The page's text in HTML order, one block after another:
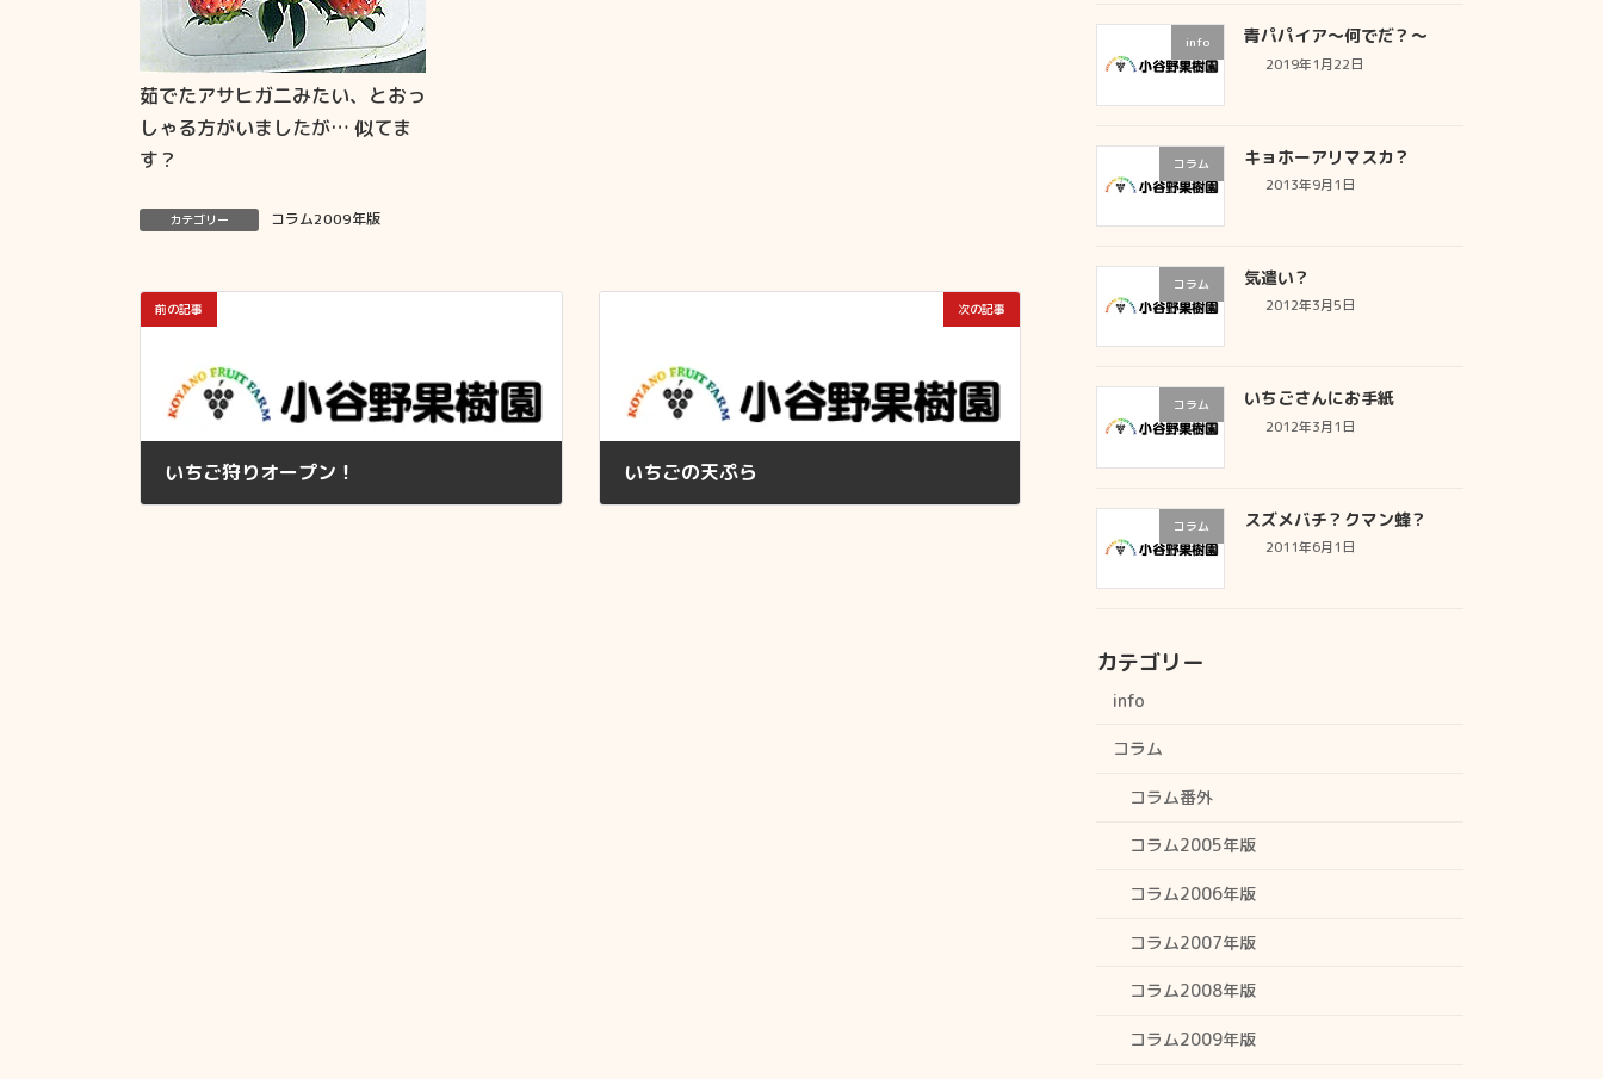
茹でたアサヒガ二みたい、とおっ
しゃる方がいましたが… 似てま
す？
カテゴリー コラム2009年版
前の記事
いちご狩りオープン！
次の記事
いちごの天ぷら
info 青パパイア～何でだ？～
2019年1月22日
コラム キョホーアリマスカ？
2013年9月1日
コラム 気遣い？
2012年3月5日
コラム いちごさんにお手紙
2012年3月1日
コラム スズメバチ？クマン蜂？
2011年6月1日
カテゴリー
info
コラム
コラム番外
コラム2005年版
コラム2006年版
コラム2007年版
コラム2008年版
コラム2009年版